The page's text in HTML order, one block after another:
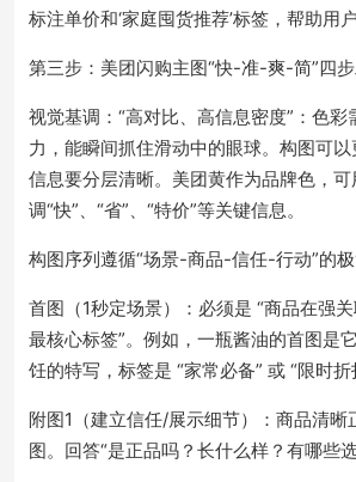
标注单价和‘家庭囤货推荐’标签，帮助用户
第三步：美团闪购主图“快-准-爽-简”四
视觉基调：“高对比、高信息密度”：色彩
力，能瞬间抓住滑动中的眼球。构图可
信息要分层清晰。美团黄作为品牌色，可
调“快”、“省”、“特价”等关键信息。
构图序列遵循“场景-商品-信任-行动”的极
首图（1秒定场景）：必须是 “商品在强
最核心标签”。例如，一瓶酱油的首图是
饪的特写，标签是 “家常必备” 或 “限时折
附图1（建立信任/展示细节）：商品清晰
图。回答“是正品吗？长什么样？有哪些选